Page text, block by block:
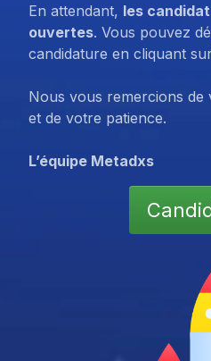
En attendant, les
ouvertes. Vous pouvez
candidature en cliquant
Nous vous remercions
et de votre patience.
L’équipe Metadxs